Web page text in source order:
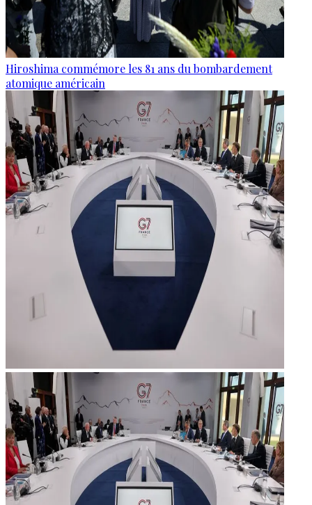
Hiroshima commémore les 81 ans du bombardement
atomique américain